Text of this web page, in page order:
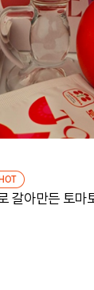
갈아만든 토